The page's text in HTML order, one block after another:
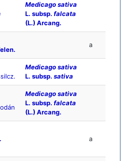
Medicago sativa
L. subsp. falcata
(L.) Arcang.
a
Medicago sativa
L. subsp. sativa
Medicago sativa
L. subsp. falcata
(L.) Arcang.
a